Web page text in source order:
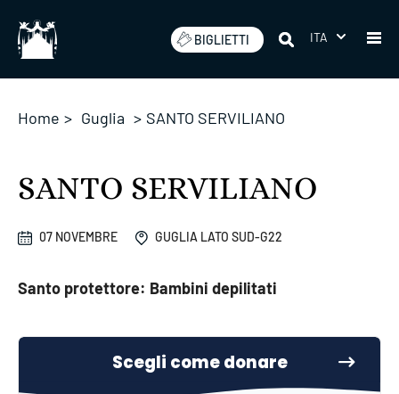
BIGLIETTI ITA
Home > Guglia > SANTO SERVILIANO
SANTO SERVILIANO
07 NOVEMBRE GUGLIA LATO SUD-G22
Santo protettore: Bambini depilitati